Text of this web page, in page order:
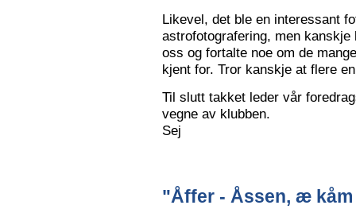
Likevel, det ble en interessant
astrofotografering, men
oss og fortalte noe om de
kjent for. Tror kanskje at flere
Til slutt takket leder vår
vegne av klubben.
Sej
"Åffer - Åssen, æ